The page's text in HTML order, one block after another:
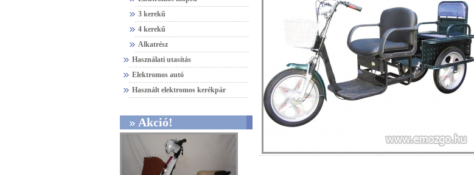
3 kerekű
4 kerekű
Alkatrész
Használati utasítás
Elektromos autó
Használt elektromos kerékpár
Akció!